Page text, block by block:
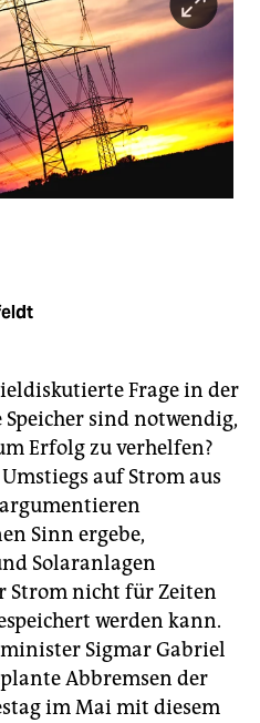
Frage in der
sind notwendig,
Erfolg zu verhelfen?
auf Strom aus
Sinn ergebe,
Solaranlagen
Strom nicht für Zeiten
werden kann.
Sigmar Gabriel
Abbremsen der
im Mai mit diesem